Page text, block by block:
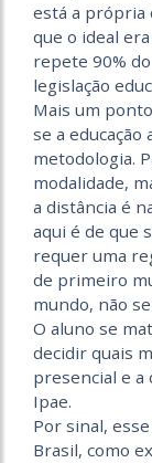
está a própria
que o ideal
repete 90%
legislação
Mais um
se a educação
metodologia.
modalidade,
a distância é
aqui é de que
requer uma
de primeiro
mundo, não
O aluno se
decidir quais
presencial e a
Ipae.
Por sinal,
Brasil, como